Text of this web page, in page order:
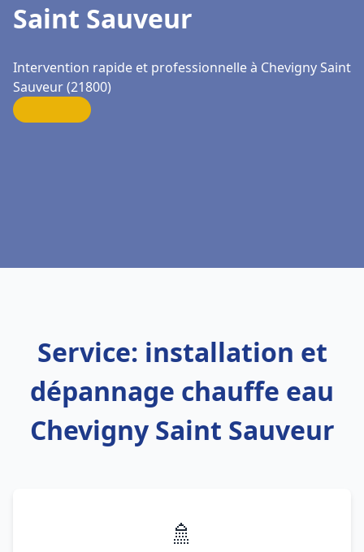
Saint Sauveur
Intervention rapide et professionnelle à Chevigny Saint
Sauveur (21800)
Service: installation et
dépannage chauffe eau
Chevigny Saint Sauveur
🚿